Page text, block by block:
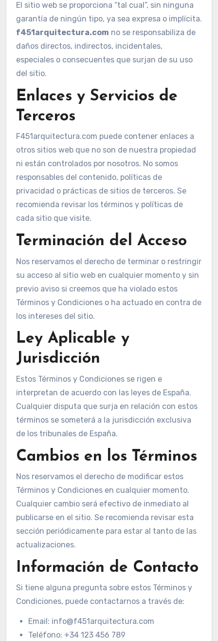
El sitio web se proporciona “tal cual”, sin ninguna
garantía de ningún tipo, ya sea expresa o implícita.
f451arquitectura.com no se responsabiliza de
daños directos, indirectos, incidentales,
especiales o consecuentes que surjan de su uso
del sitio.
Enlaces y Servicios de
Terceros
F451arquitectura.com puede contener enlaces a
otros sitios web que no son de nuestra propiedad
ni están controlados por nosotros. No somos
responsables del contenido, políticas de
privacidad o prácticas de sitios de terceros. Se
recomienda revisar los términos y políticas de
cada sitio que visite.
Terminación del Acceso
Nos reservamos el derecho de terminar o restringir
su acceso al sitio web en cualquier momento y sin
previo aviso si creemos que ha violado estos
Términos y Condiciones o ha actuado en contra de
los intereses del sitio.
Ley Aplicable y
Jurisdicción
Estos Términos y Condiciones se rigen e
interpretan de acuerdo con las leyes de España.
Cualquier disputa que surja en relación con estos
términos se someterá a la jurisdicción exclusiva
de los tribunales de España.
Cambios en los Términos
Nos reservamos el derecho de modificar estos
Términos y Condiciones en cualquier momento.
Cualquier cambio será efectivo de inmediato al
publicarse en el sitio. Se recomienda revisar esta
sección periódicamente para estar al tanto de las
actualizaciones.
Información de Contacto
Si tiene alguna pregunta sobre estos Términos y
Condiciones, puede contactarnos a través de:
Email: info@f451arquitectura.com
Teléfono: +34 123 456 789